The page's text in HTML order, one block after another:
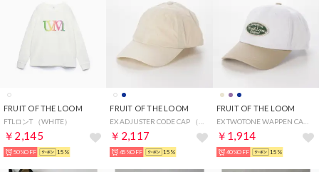
FRUIT OF THE LOOM
FTLロンT （WHITE）
￥2,145
50%OFF 15%
FRUIT OF THE LOOM
￥2,117
45%OFF 15%
FRUIT OF THE LOOM
￥1,914
40%OFF 15%